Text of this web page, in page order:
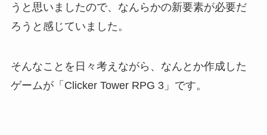
うと思いましたので、なんらかの新要素が必要だ
ろうと感じていました。
そんなことを日々考えながら、なんとか作成した
ゲームが「Clicker Tower RPG 3」です。